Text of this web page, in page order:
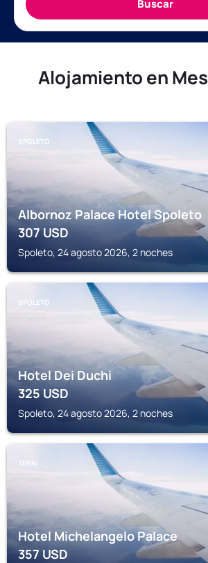
Alojamiento en
SPOLETO
Albornoz Palace Hotel Spoleto
307USD
Spoleto, 24 agosto 2026, 2 noches
SPOLETO
Hotel Dei Duchi
325USD
Spoleto, 24 agosto 2026, 2 noches
TERNI
Hotel Michelangelo Palace
357USD